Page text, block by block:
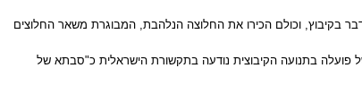
איילנד היא החליפה בצריף, שעלות הקמתו הייתה 27 דולר. "הצריף של רמה" היה לשם דבר בקיבוץ, וכולם הכירו את החלוצה הנלהבת, המבוגרת משאר החלוצים
פועלה בתנועה הקיבוצית נודעה בתקשורת הישראלית כ"סבתא של